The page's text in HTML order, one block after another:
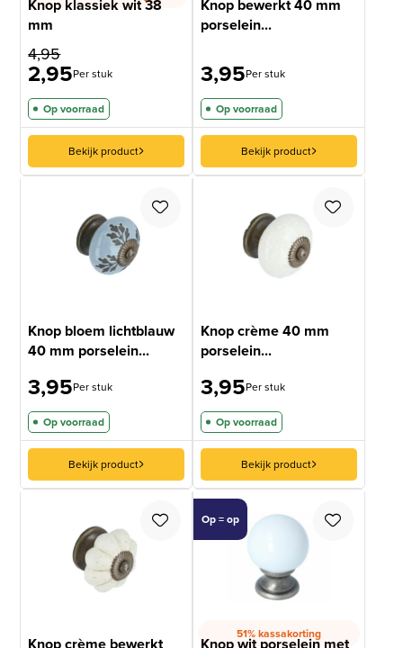
Knop klassiek wit 38
mm
4,95
2,95Per stuk
Op voorraad
Bekijk product
Knop bewerkt 40 mm
porselein...
3,95Per stuk
Op voorraad
Bekijk product
Knop bloem lichtblauw
40 mm porselein...
3,95Per stuk
Op voorraad
Bekijk product
Knop crème 40 mm
porselein...
3,95Per stuk
Op voorraad
Bekijk product
Knop crème bewerkt
Op = op
51% kassakorting
Knop wit porselein met